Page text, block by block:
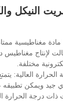
النيكل
مادة مغناطيسية
لإنتاج مغناطيس
مختلفة.
الحرارة العالية:
جيد ويمكن
ذات درجة الحرارة